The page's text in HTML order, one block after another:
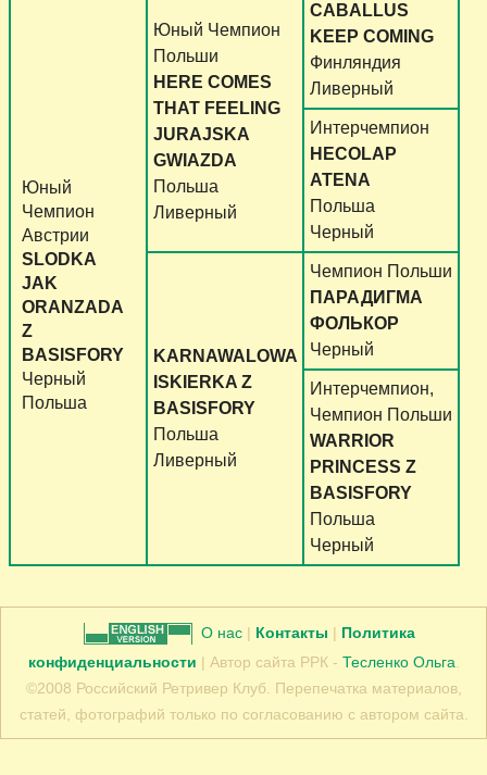
Юный
Чемпион
Австрии
SLODKA
JAK
ORANZADA
Z
BASISFORY
Черный
Польша
Юный Чемпион
Польши
HERE COMES
THAT FEELING
JURAJSKA
GWIAZDA
Польша
Ливерный
CABALLUS
KEEP COMING
Финляндия
Ливерный
Интерчемпион
HECOLAP
ATENA
Польша
Черный
KARNAWALOWA
ISKIERKA Z
BASISFORY
Польша
Ливерный
Чемпион Польши
ПАРАДИГМА
ФОЛЬКОР
Черный
Интерчемпион,
Чемпион Польши
WARRIOR
PRINCESS Z
BASISFORY
Польша
Черный
О нас | Контакты | Политика
конфиденциальности | Автор сайта РРК - Тесленко Ольга
©2008 Российский Ретривер Клуб. Перепечатка материалов,
статей, фотографий только по согласованию с автором сайта.